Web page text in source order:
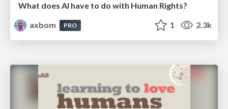
What does AI have to do with Human Rights?
axbom
PRO 1 2.3k